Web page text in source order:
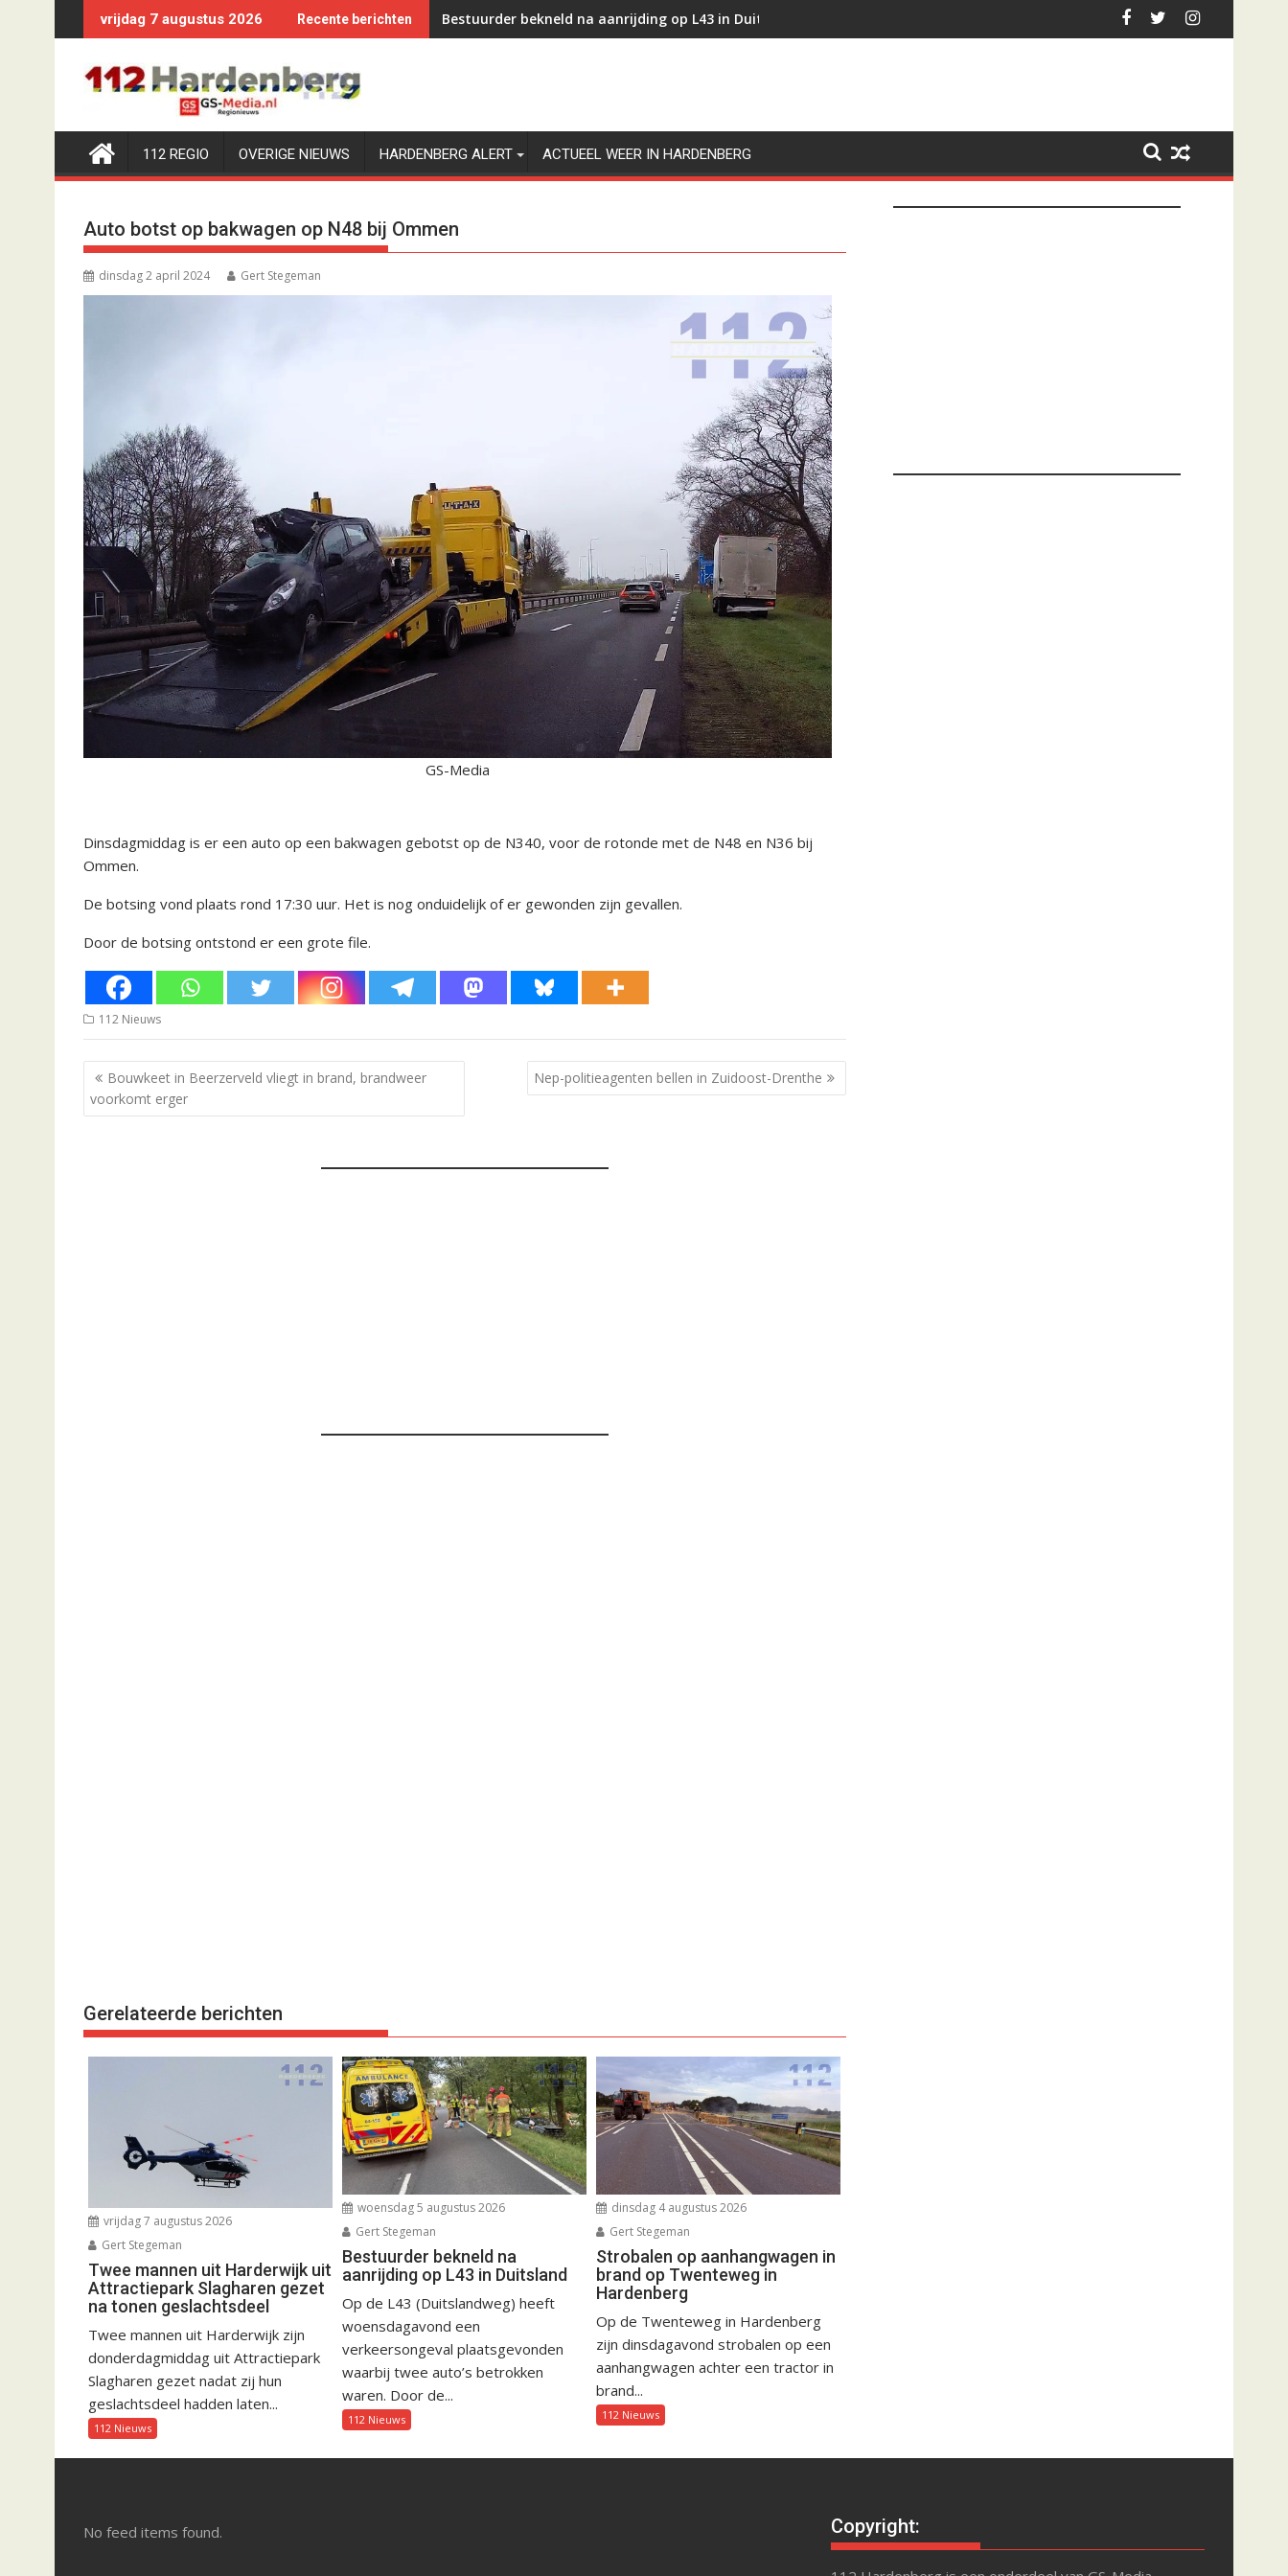
naar
inhoud
vrijdag 7 augustus 2026 Recente berichten Bestuurder bekneld na aanrijding op L43 in Duitsland
112 REGIO OVERIGE NIEUWS HARDENBERG ALERT ACTUEEL WEER IN HARDENBERG
Auto botst op bakwagen op N48 bij Ommen
dinsdag 2 april 2024 Gert Stegeman
GS-Media
Dinsdagmiddag is er een auto op een bakwagen gebotst op de N340, voor de rotonde met de N48 en N36 bij
Ommen.
De botsing vond plaats rond 17:30 uur. Het is nog onduidelijk of er gewonden zijn gevallen.
Door de botsing ontstond er een grote file.
112 Nieuws
Bericht
navigatie
Bouwkeet in Beerzerveld vliegt in brand, brandweer
voorkomt erger
Nep-politieagenten bellen in Zuidoost-Drenthe
Gerelateerde berichten
vrijdag 7 augustus 2026
Gert Stegeman
Twee mannen uit Harderwijk uit
Attractiepark Slagharen gezet
na tonen geslachtsdeel
Twee mannen uit Harderwijk zijn
donderdagmiddag uit Attractiepark
Slagharen gezet nadat zij hun
geslachtsdeel hadden laten...
112 Nieuws
woensdag 5 augustus 2026
Gert Stegeman
Bestuurder bekneld na
aanrijding op L43 in Duitsland
Op de L43 (Duitslandweg) heeft
woensdagavond een
verkeersongeval plaatsgevonden
waarbij twee auto’s betrokken
waren. Door de...
112 Nieuws
dinsdag 4 augustus 2026
Gert Stegeman
Strobalen op aanhangwagen in
brand op Twenteweg in
Hardenberg
Op de Twenteweg in Hardenberg
zijn dinsdagavond strobalen op een
aanhangwagen achter een tractor in
brand...
112 Nieuws
No feed items found. Copyright: